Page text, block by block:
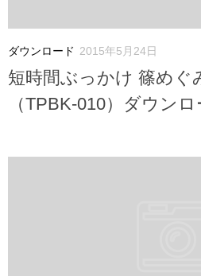
ダウンロード 2015年5月24日
短時間ぶっかけ 篠めぐ
（TPBK-010）ダウン